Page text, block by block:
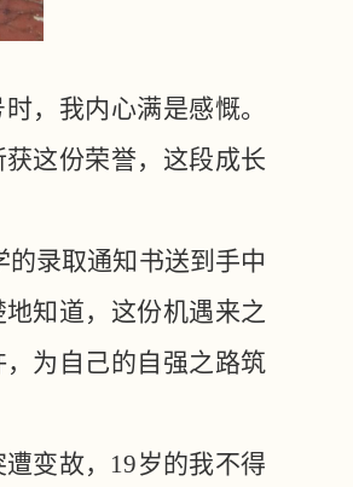
，我内心满是感慨。
这份荣誉，这段成长
的录取通知书送到手中
知道，这份机遇来之
为自己的自强之路筑
变故，19岁的我不得